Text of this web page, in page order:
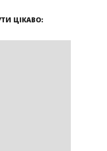
ЦІКАВО: